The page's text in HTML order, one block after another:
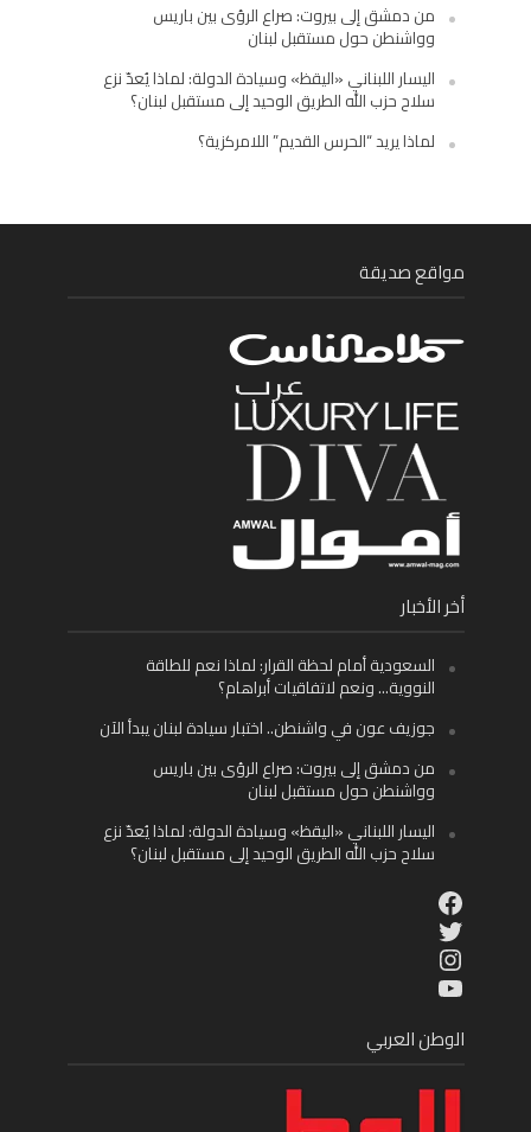
من دمشق إلى بيروت: صراع الرؤى بين باريس
وواشنطن حول مستقبل لبنان
اليسار اللبناني «اليقظ» وسيادة الدولة: لماذا يُعدّ نزع
سلاح حزب الله الطريق الوحيد إلى مستقبل لبنان؟
لماذا يريد “الحرس القديم” اللامركزية؟
مواقع صديقة
أخر الأخبار
السعودية أمام لحظة القرار: لماذا نعم للطاقة
النووية… ونعم لاتفاقيات أبراهام؟
جوزيف عون في واشنطن.. اختبار سيادة لبنان يبدأ الآن
من دمشق إلى بيروت: صراع الرؤى بين باريس
وواشنطن حول مستقبل لبنان
اليسار اللبناني «اليقظ» وسيادة الدولة: لماذا يُعدّ نزع
سلاح حزب الله الطريق الوحيد إلى مستقبل لبنان؟
Facebook
Twitter
Instagram
YouTube
الوطن العربي